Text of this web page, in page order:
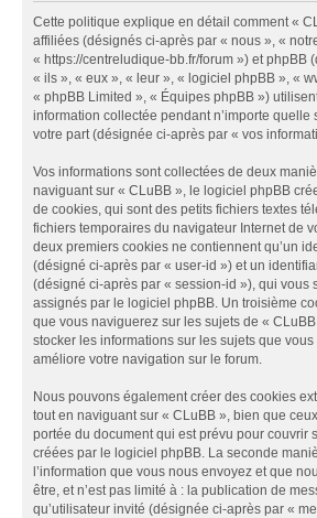
Cette politique explique en détail comment «
affiliées (désignés ci-après par « nous », «
« https://centreludique-bb.fr/forum ») et phpBB
« ils », « eux », « leur », « logiciel phpBB », «
« phpBB Limited », « Équipes phpBB »)
information collectée pendant n’importe quelle
votre part (désignée ci-après par « vos
Vos informations sont collectées de deux
naviguant sur « CLuBB », le logiciel phpBB
de cookies, qui sont des petits fichiers textes
fichiers temporaires du navigateur Internet de
deux premiers cookies ne contiennent qu’un
(désigné ci-après par « user-id ») et un
(désigné ci-après par « session-id »), qui vous
assignés par le logiciel phpBB. Un troisième
que vous naviguerez sur les sujets de «
stocker les informations sur les sujets que
améliore votre navigation sur le forum.
Nous pouvons également créer des cookies
tout en naviguant sur « CLuBB », bien que
portée du document qui est prévu pour couvrir
créées par le logiciel phpBB. La seconde
l’information que vous nous envoyez et que
être, et n’est pas limité à : la publication de
qu’utilisateur invité (désignée ci-après par «